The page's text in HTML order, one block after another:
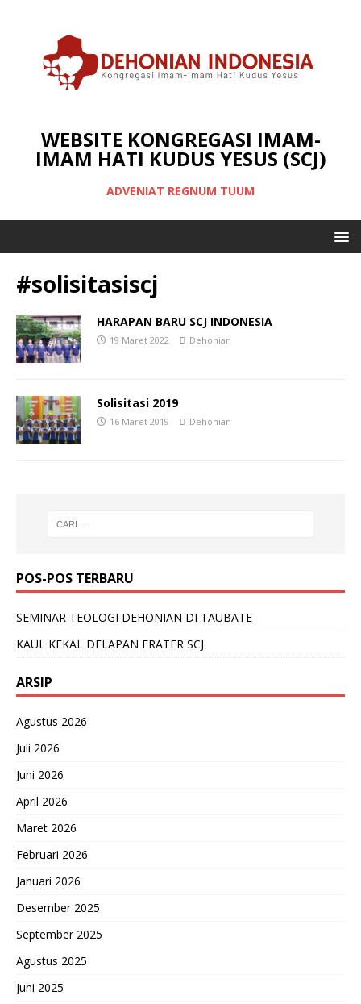
WEBSITE KONGREGASI IMAM-
IMAM HATI KUDUS YESUS (SCJ)
ADVENIAT REGNUM TUUM
#solisitasiscj
HARAPAN BARU SCJ INDONESIA
19 Maret 2022 Dehonian
Solisitasi 2019
16 Maret 2019 Dehonian
POS-POS TERBARU
SEMINAR TEOLOGI DEHONIAN DI TAUBATE
KAUL KEKAL DELAPAN FRATER SCJ
ARSIP
Agustus 2026
Juli 2026
Juni 2026
April 2026
Maret 2026
Februari 2026
Januari 2026
Desember 2025
September 2025
Agustus 2025
Juni 2025